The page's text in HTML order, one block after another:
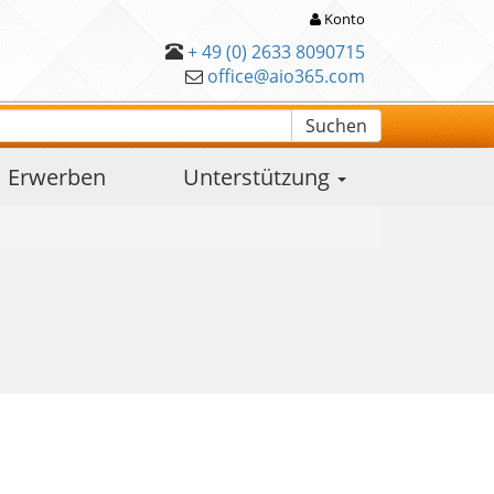
Konto
+ 49 (0) 2633 8090715
office@aio365.com
Suchen
Erwerben Unterstützung